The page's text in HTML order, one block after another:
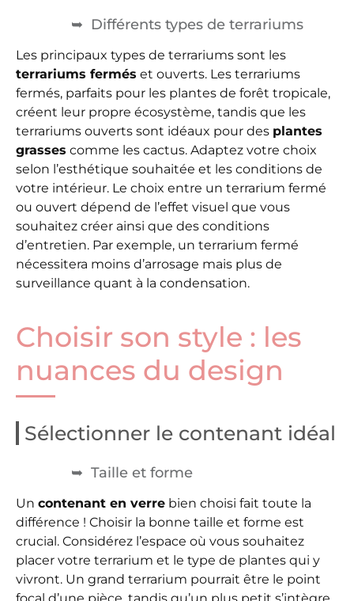
Différents types de terrariums
Les principaux types de terrariums sont les
terrariums fermés et ouverts. Les terrariums
fermés, parfaits pour les plantes de forêt tropicale,
créent leur propre écosystème, tandis que les
terrariums ouverts sont idéaux pour des plantes
grasses comme les cactus. Adaptez votre choix
selon l’esthétique souhaitée et les conditions de
votre intérieur. Le choix entre un terrarium fermé
ou ouvert dépend de l’effet visuel que vous
souhaitez créer ainsi que des conditions
d’entretien. Par exemple, un terrarium fermé
nécessitera moins d’arrosage mais plus de
surveillance quant à la condensation.
Choisir son style : les
nuances du design
Sélectionner le contenant idéal
Taille et forme
Un contenant en verre bien choisi fait toute la
différence ! Choisir la bonne taille et forme est
crucial. Considérez l’espace où vous souhaitez
placer votre terrarium et le type de plantes qui y
vivront. Un grand terrarium pourrait être le point